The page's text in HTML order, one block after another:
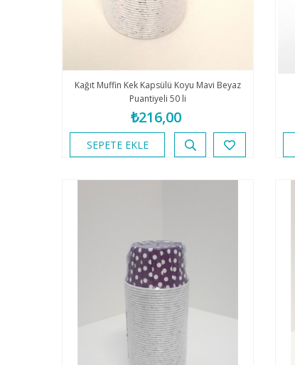
Kağıt Muffin Kek Kapsülü Koyu Mavi Beyaz
Puantiyeli 50 li
₺216,00
SEPETE EKLE